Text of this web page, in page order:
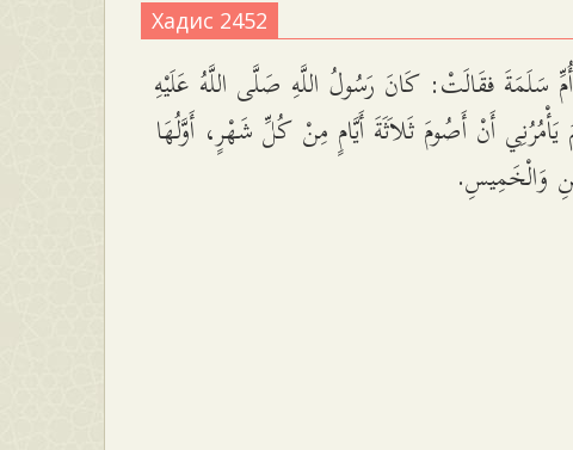
Хадис 2452
سَلَمَةَ فقَالَتْ: كَانَ رَسُولُ اللَّهِ صَلَّى اللَّهُ عَلَيْهِ
أَنْ أَصُومَ ثَلاَثَةَ أَيَّامٍ مِنْ كُلِّ شَهْرٍ، أَوَّلُهَا
وَالْخَمِيسِ.